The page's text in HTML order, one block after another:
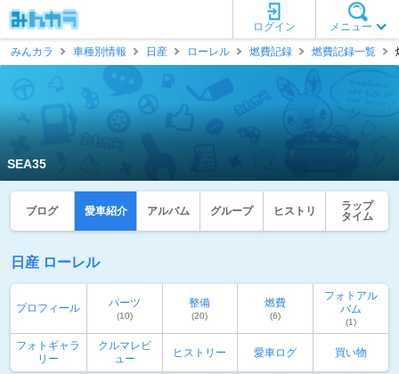
メニュー
ログイン
みんカラ
車種別情報 日産 ローレル 燃費記録 燃費記録一覧
SEA35
ブログ 愛車紹介 アルバム グループ ヒストリ
ラップ
タイム
日産 ローレル
プロフィール パーツ
(10)
整備
(20)
燃費
(6)
フォトアル
バム
(1)
フォトギャラ
リー
クルマレビ
ュー
ヒストリー 愛車ログ 買い物